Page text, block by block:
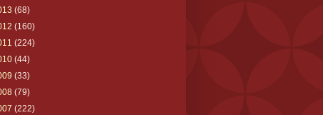
(68)
(160)
(224)
(44)
(33)
(79)
(222)